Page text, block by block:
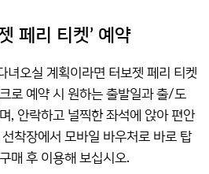
페리 티켓’ 예약
녀오실 계획이라면 터보젯 페리 티켓
로 예약 시 원하는 출발일과 출/도
, 안락하고 널찍한 좌석에 앉아 편안
착장에서 모바일 바우처로 바로 탑
매 후 이용해 보십시오.